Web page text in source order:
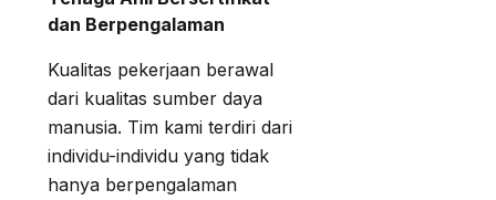
dan Berpengalaman
Kualitas pekerjaan berawal
dari kualitas sumber daya
manusia. Tim kami terdiri dari
individu-individu yang tidak
hanya berpengalaman